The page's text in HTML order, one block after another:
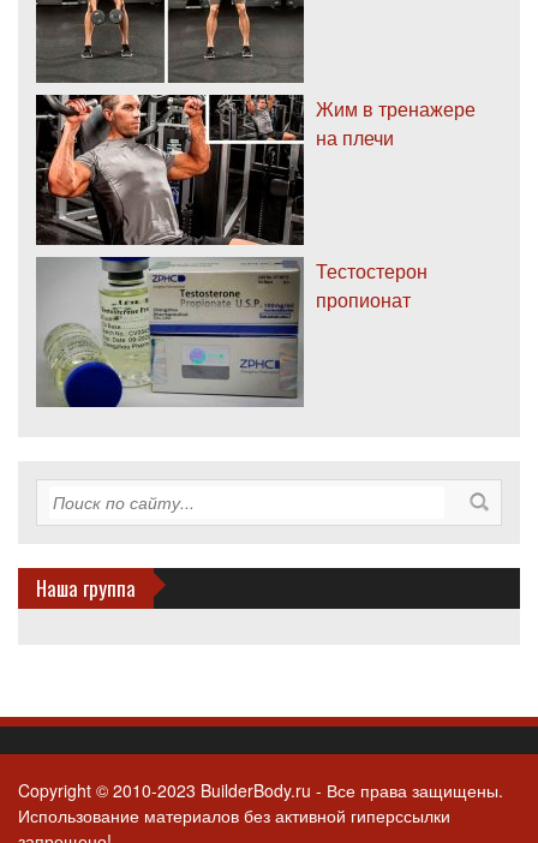
Жим в тренажере
на плечи
Тестостерон
пропионат
Наша группа
Copyright © 2010-2023 BuilderBody.ru - Все права защищены.
Использование материалов без активной гиперссылки